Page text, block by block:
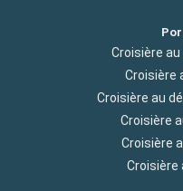
Croisière
Croisière
Croisière au
Croisière
Croisière
Croisière